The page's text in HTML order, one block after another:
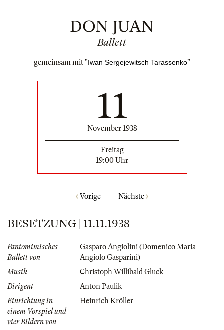
DON JUAN
Ballett
gemeinsam mit "Iwan Sergejewitsch Tarassenko"
11
November 1938
Freitag
19:00 Uhr
Vorige Nächste
BESETZUNG | 11.11.1938
Pantomimisches
Ballett von
Gasparo Angiolini (Domenico Maria
Angiolo Gasparini)
Musik
Christoph Willibald Gluck
Dirigent
Anton Paulik
Einrichtung in
einem Vorspiel und
vier Bildern von
Heinrich Kröller